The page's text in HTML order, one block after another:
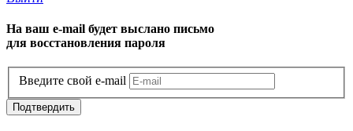
На ваш e-mail будет выслано письмо
для восстановления пароля
Введите свой e-mail
Подтвердить